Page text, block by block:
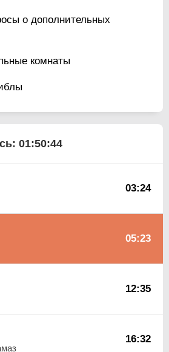
о дополнительных
комнаты
01:50:43
03:24
05:23
12:35
16:32